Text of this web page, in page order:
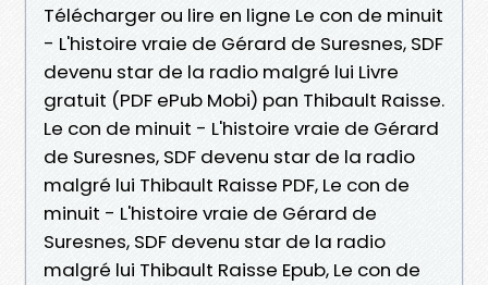
Télécharger ou lire en ligne Le con de minuit
- L'histoire vraie de Gérard de Suresnes, SDF
devenu star de la radio malgré lui Livre
gratuit (PDF ePub Mobi) pan Thibault Raisse.
Le con de minuit - L'histoire vraie de Gérard
de Suresnes, SDF devenu star de la radio
malgré lui Thibault Raisse PDF, Le con de
minuit - L'histoire vraie de Gérard de
Suresnes, SDF devenu star de la radio
malgré lui Thibault Raisse Epub, Le con de